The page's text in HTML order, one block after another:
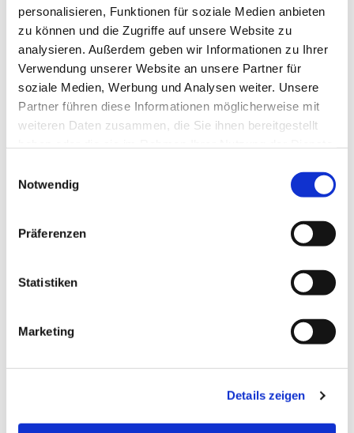
personalisieren, Funktionen für soziale Medien anbieten
zu können und die Zugriffe auf unsere Website zu
analysieren. Außerdem geben wir Informationen zu Ihrer
Verwendung unserer Website an unsere Partner für
soziale Medien, Werbung und Analysen weiter. Unsere
Partner führen diese Informationen möglicherweise mit
weiteren Daten zusammen, die Sie ihnen bereitgestellt
Notwendig
Präferenzen
Statistiken
Marketing
Details zeigen